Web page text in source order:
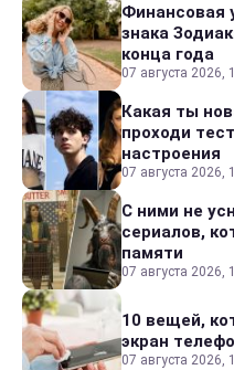
Финансовая
знака
конца года
07 августа 2026,
Какая ты
проходи
настроения
07 августа 2026,
С ними не
сериалов,
памяти
07 августа 2026,
10 вещей,
экран
07 августа 2026,